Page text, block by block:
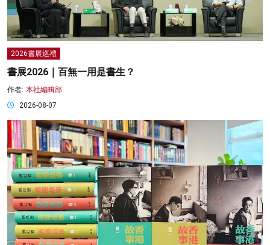
2026書展巡禮
書展2026｜百無一用是書生？
作者: 本社編輯部
2026-08-07